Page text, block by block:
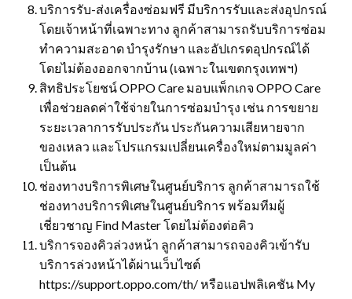
บริการรับ-ส่งเครื่องซ่อมฟรี มีบริการรับและส่งอุปกรณ์
โดยเจ้าหน้าที่เฉพาะทาง ลูกค้าสามารถรับบริการซ่อม
ทำความสะอาด บำรุงรักษา และอัปเกรดอุปกรณ์ได้
โดยไม่ต้องออกจากบ้าน (เฉพาะในเขตกรุงเทพฯ)
สิทธิประโยชน์ OPPO Care มอบแพ็กเกจ OPPO Care
เพื่อช่วยลดค่าใช้จ่ายในการซ่อมบำรุง เช่น การขยาย
ระยะเวลาการรับประกัน ประกันความเสียหายจาก
ของเหลว และโปรแกรมเปลี่ยนเครื่องใหม่ตามมูลค่า
เป็นต้น
ช่องทางบริการพิเศษในศูนย์บริการ ลูกค้าสามารถใช้
ช่องทางบริการพิเศษในศูนย์บริการ พร้อมทีมผู้
เชี่ยวชาญ Find Master โดยไม่ต้องต่อคิว
บริการจองคิวล่วงหน้า ลูกค้าสามารถจองคิวเข้ารับ
บริการล่วงหน้าได้ผ่านเว็บไซต์
https://support.oppo.com/th/ หรือแอปพลิเคชัน My